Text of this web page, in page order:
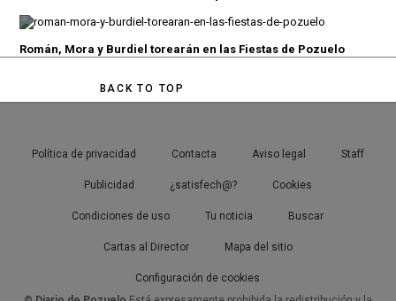
Román, Mora y Burdiel torearán en las Fiestas de Pozuelo
BACK TO TOP
Política de privacidad Contacta Aviso legal Staff
Publicidad ¿satisfech@? Cookies
Condiciones de uso Tu noticia Buscar
Cartas al Director Mapa del sitio
Configuración de cookies